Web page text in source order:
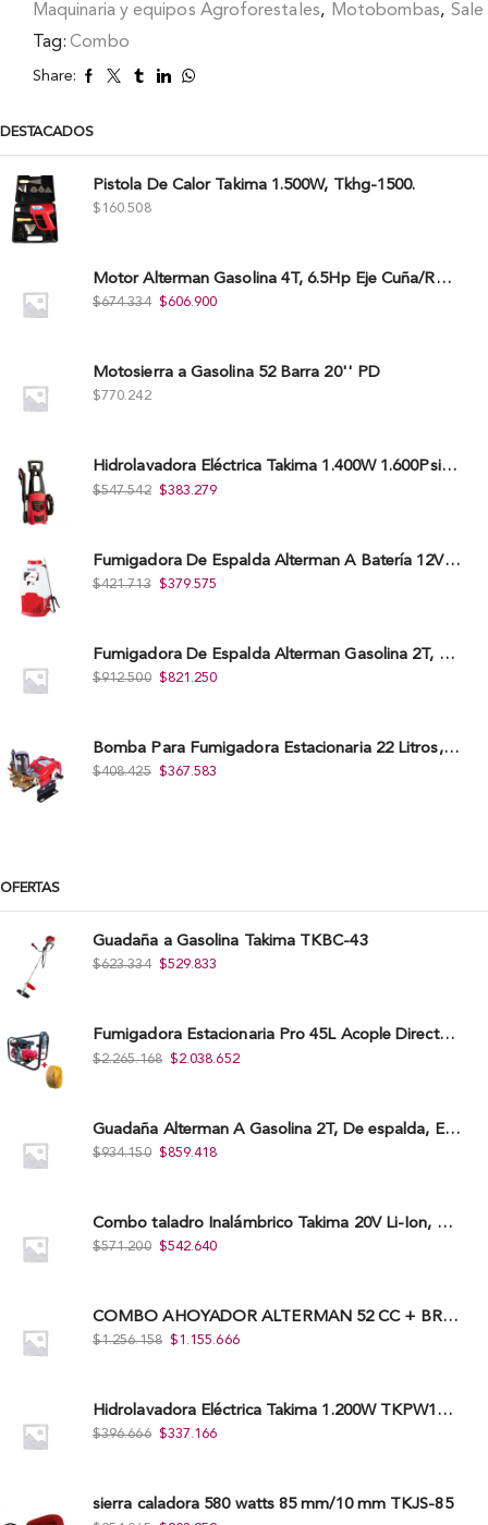
Maquinaria y equipos Agroforestales, Motobombas, Sale
Tag: Combo
Share:
DESTACADOS
Pistola De Calor Takima 1.500W, Tkhg-1500.
$ 160.508
Motor Alterman Gasolina 4T, 6.5Hp Eje Cuña/Rosca 3/4", Xge65K.
$674.334 $606.900
Motosierra a Gasolina 52 Barra 20'' PD
$770.242
Hidrolavadora Eléctrica Takima 1.400W 1.600Psi, Tkepw-1600-A.
$547.542 $383.279
Fumigadora De Espalda Alterman A Baterí­a 12V/12Ah, 20Litros, Xkes20.
$421.713 $379.575
Fumigadora De Espalda Alterman Gasolina 2T, 26 Cc, Bomba Nylon Libre Mantenimiento, Tf900-A.
$912.500 $821.250
Bomba Para Fumigadora Estacionaria 22 Litros, Xp22-I.
$408.425 $367.583
OFERTAS
Guadaña a Gasolina Takima TKBC-43
$623.334 $529.833
Fumigadora Estacionaria Pro 45L Acople Directo con Accesorios
$2.265.168 $2.038.652
Guadaña Alterman A Gasolina 2T, De espalda, Eje Flexible, 43Cc, Xbc43B-I
$934.150 $859.418
Combo taladro Inalámbrico Takima 20V Li-Ion, Tklcd-20. + Polichadora Takima 7″ 1.200W, Tksp-180-D.
$571.200 $542.640
COMBO AHOYADOR ALTERMAN 52 CC + BROCA DE 20 CM X 80 CM + BROCA DE 15 CM X 80 CM
$1.256.158 $1.155.666
Hidrolavadora Eléctrica Takima 1.200W TKPW1200-13
$396.666 $337.166
sierra caladora 580 watts 85 mm/10 mm TKJS-85